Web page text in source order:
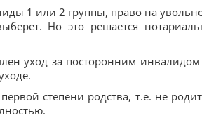
1 или 2 группы, право на
Но это решается
уход за посторонним
степени родства, т.е. не